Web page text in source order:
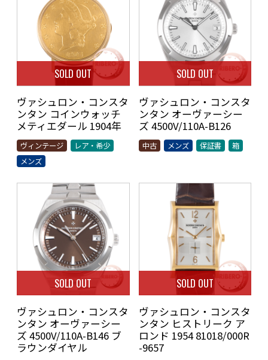
SOLD OUT
ヴァシュロン・コンスタ
ンタン コインウォッチ
メティエダール 1904年
ヴィンテージ
レア・希少
メンズ
SOLD OUT
ヴァシュロン・コンスタ
ンタン オーヴァーシー
ズ 4500V/110A-B126
中古 メンズ 保証書 箱
SOLD OUT
ヴァシュロン・コンスタ
ンタン オーヴァーシー
ズ 4500V/110A-B146 ブ
ラウンダイヤル
SOLD OUT
ヴァシュロン・コンスタ
ンタン ヒストリーク ア
ロンド 1954 81018/000R
-9657